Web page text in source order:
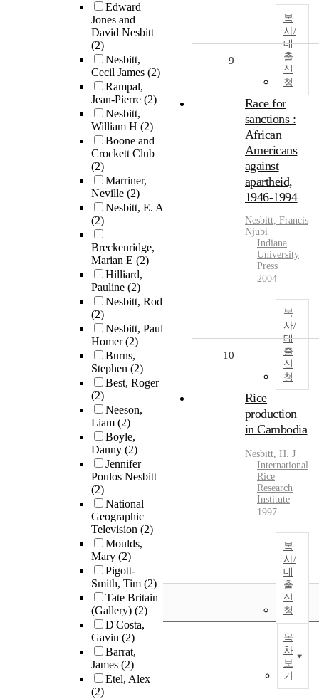
Edward
Jones and
David Nesbitt
(2)
Nesbitt,
Cecil James (2)
Rampal,
Jean-Pierre (2)
Nesbitt,
William H (2)
Boone and
Crockett Club
(2)
Marriner,
Neville (2)
Nesbitt, E. A
(2)
Breckenridge,
Marian E (2)
Hilliard,
Pauline (2)
Nesbitt, Rod
(2)
Nesbitt, Paul
Homer(2)
Burns,
Stephen (2)
Best, Roger
(2)
Neeson,
Liam (2)
Boyle,
Danny (2)
Jennifer
Poulos Nesbitt
(2)
National
Geographic
Television (2)
Moulds,
Mary (2)
Pigott-
Smith, Tim (2)
Tate Britain
(Gallery) (2)
D'Costa,
Gavin (2)
Barrat,
James (2)
Etel, Alex
(2)
복
사/
대
출
신
청
9
Race for
sanctions :
African
Americans
against
apartheid,
1946-1994
Nesbitt, Francis
Njubi
Indiana
University
Press
2004
복
사/
대
출
신
청
10
Rice
production
in Cambodia
Nesbitt, H. J
International
Rice
Research
Institute
1997
복
사/
대
출
신
청
목
차
보
기